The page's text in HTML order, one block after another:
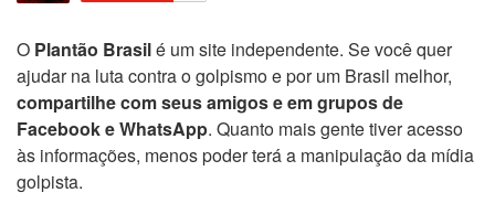
O Plantão Brasilé um site independente. Se você quer
ajudar na luta contra o golpismo e por um Brasil melhor,
compartilhe com seus amigos e em grupos de
Facebook e WhatsApp. Quanto mais gente tiver acesso
às informações, menos poder terá a manipulação da mídia
golpista.